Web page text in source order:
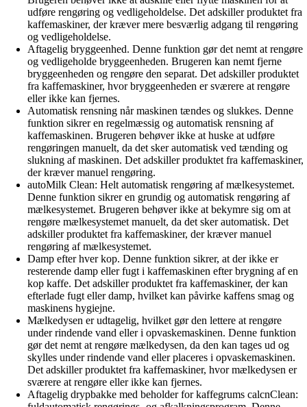
udføre rengøring og vedligeholdelse. Det adskiller produktet fra
kaffemaskiner, der kræver mere besværlig adgang til rengøring
og vedligeholdelse.
Aftagelig bryggeenhed. Denne funktion gør det nemt at rengøre
og vedligeholde bryggeenheden. Brugeren kan nemt fjerne
bryggeenheden og rengøre den separat. Det adskiller produktet
fra kaffemaskiner, hvor bryggeenheden er sværere at rengøre
eller ikke kan fjernes.
Automatisk rensning når maskinen tændes og slukkes. Denne
funktion sikrer en regelmæssig og automatisk rensning af
kaffemaskinen. Brugeren behøver ikke at huske at udføre
rengøringen manuelt, da det sker automatisk ved tænding og
slukning af maskinen. Det adskiller produktet fra kaffemaskiner,
der kræver manuel rengøring.
autoMilk Clean: Helt automatisk rengøring af mælkesystemet.
Denne funktion sikrer en grundig og automatisk rengøring af
mælkesystemet. Brugeren behøver ikke at bekymre sig om at
rengøre mælkesystemet manuelt, da det sker automatisk. Det
adskiller produktet fra kaffemaskiner, der kræver manuel
rengøring af mælkesystemet.
Damp efter hver kop. Denne funktion sikrer, at der ikke er
resterende damp eller fugt i kaffemaskinen efter brygning af en
kop kaffe. Det adskiller produktet fra kaffemaskiner, der kan
efterlade fugt eller damp, hvilket kan påvirke kaffens smag og
maskinens hygiejne.
Mælkedysen er udtagelig, hvilket gør den lettere at rengøre
under rindende vand eller i opvaskemaskinen. Denne funktion
gør det nemt at rengøre mælkedysen, da den kan tages ud og
skylles under rindende vand eller placeres i opvaskemaskinen.
Det adskiller produktet fra kaffemaskiner, hvor mælkedysen er
sværere at rengøre eller ikke kan fjernes.
Aftagelig drypbakke med beholder for kaffegrums calcnClean: